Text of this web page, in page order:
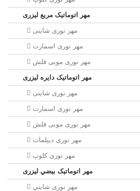
مهر اتوماتیک مربع لیزری
مهر نوری شاینی
مهر نوری اسمارت
مهر نوری موبی فلش
مهر اتوماتیک دايره لیزری
مهر نوری شاینی
مهر نوری اسمارت
مهر نوری موبی فلش
مهر نوری دیپلمات
مهر نوری کلوپ
مهر اتوماتیک بيضي لیزری
مهر نوری شايني